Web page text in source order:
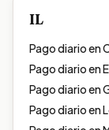
IL
Pago diario en
Pago diario en
Pago diario en
Pago diario en